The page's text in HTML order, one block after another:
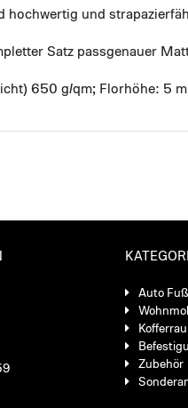
hochwertig und
Satz passgenauer
650 g/qm; Florhöhe: 5
Auto
Zubehör